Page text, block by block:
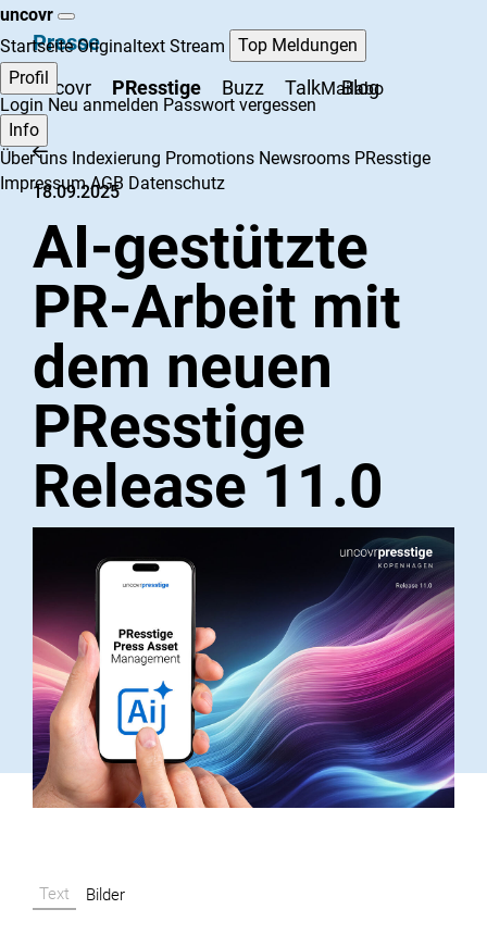
uncovr
Startseite Originaltext Stream
Top Meldungen
Profil
Login Neu anmelden Passwort vergessen
Mailabo
Info
Über uns Indexierung Promotions Newsrooms PResstige
Impressum AGB Datenschutz
Presse
uncovr PResstige Buzz Talk Blog
18.09.2025
AI-gestützte
PR-Arbeit mit
dem neuen
PResstige
Release 11.0
Text Bilder